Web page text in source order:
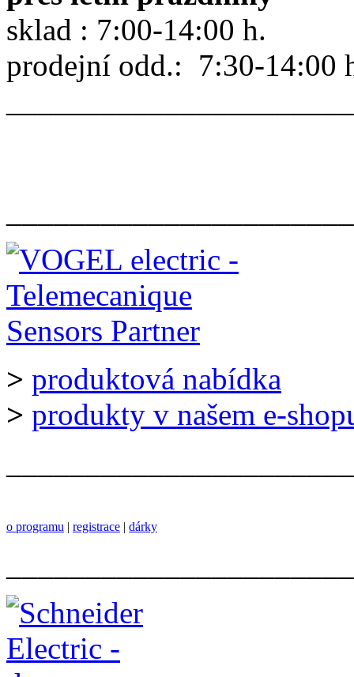
sklad : 7:00-14:00 h.
prodejní odd.: 7:30-14:00
> produktová nabídka
> produkty v našem e-
o programu | registrace | dárky